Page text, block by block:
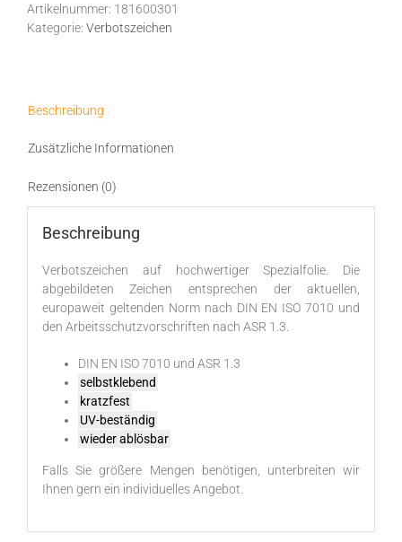
und
Rauchen
Artikelnummer: 181600301
Kategorie: Verbotszeichen
Beschreibung
Zusätzliche Informationen
Rezensionen (0)
Beschreibung
Verbotszeichen auf hochwertiger Spezialfolie. Die
abgebildeten Zeichen entsprechen der aktuellen,
europaweit geltenden Norm nach DIN EN ISO 7010 und
den Arbeitsschutzvorschriften nach ASR 1.3.
DIN EN ISO 7010 und ASR 1.3
selbstklebend
kratzfest
UV-beständig
wieder ablösbar
Falls Sie größere Mengen benötigen, unterbreiten wir
Ihnen gern ein individuelles Angebot.